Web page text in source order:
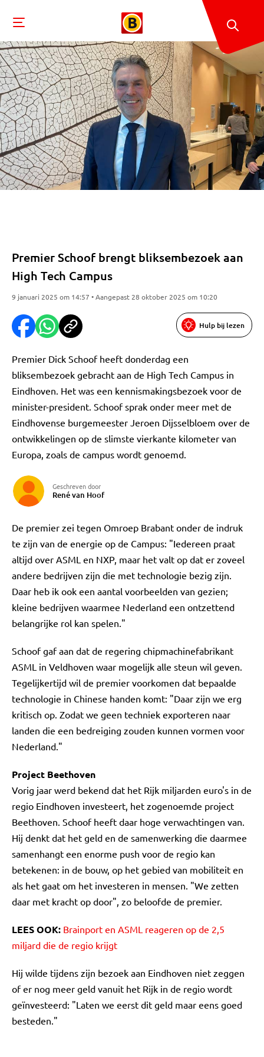
Premier Schoof brengt bliksembezoek aan
High Tech Campus
9 januari 2025 om 14:57 • Aangepast 28 oktober 2025 om 10:20
Hulp bij lezen
Premier Dick Schoof heeft donderdag een
bliksembezoek gebracht aan de High Tech Campus in
Eindhoven. Het was een kennismakingsbezoek voor de
minister-president. Schoof sprak onder meer met de
Eindhovense burgemeester Jeroen Dijsselbloem over de
ontwikkelingen op de slimste vierkante kilometer van
Europa, zoals de campus wordt genoemd.
Geschreven door
René van Hoof
De premier zei tegen Omroep Brabant onder de indruk
te zijn van de energie op de Campus: "Iedereen praat
altijd over ASML en NXP, maar het valt op dat er zoveel
andere bedrijven zijn die met technologie bezig zijn.
Daar heb ik ook een aantal voorbeelden van gezien;
kleine bedrijven waarmee Nederland een ontzettend
belangrijke rol kan spelen."
Schoof gaf aan dat de regering chipmachinefabrikant
ASML in Veldhoven waar mogelijk alle steun wil geven.
Tegelijkertijd wil de premier voorkomen dat bepaalde
technologie in Chinese handen komt: "Daar zijn we erg
kritisch op. Zodat we geen techniek exporteren naar
landen die een bedreiging zouden kunnen vormen voor
Nederland."
Project Beethoven
Vorig jaar werd bekend dat het Rijk miljarden euro's in de
regio Eindhoven investeert, het zogenoemde project
Beethoven. Schoof heeft daar hoge verwachtingen van.
Hij denkt dat het geld en de samenwerking die daarmee
samenhangt een enorme push voor de regio kan
betekenen: in de bouw, op het gebied van mobiliteit en
als het gaat om het investeren in mensen. "We zetten
daar met kracht op door", zo beloofde de premier.
LEES OOK: Brainport en ASML reageren op de 2,5
miljard die de regio krijgt
Hij wilde tijdens zijn bezoek aan Eindhoven niet zeggen
of er nog meer geld vanuit het Rijk in de regio wordt
geïnvesteerd: "Laten we eerst dit geld maar eens goed
besteden."